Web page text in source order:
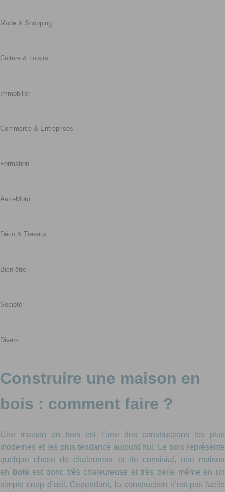
Mode & Shopping
Culture & Loisirs
Immobilier
Commerce & Entreprises
Formation
Auto-Moto
Déco & Travaux
Bien-être
Société
Divers
Construire une maison en
bois : comment faire ?
Une maison en bois est l’une des constructions les plus
modernes et les plus tendance aujourd’hui. Le bois représente
quelque chose de chaleureux et de convivial, une maison
en bois est donc très chaleureuse et très belle même en un
simple coup d’œil. Cependant, la construction n’est pas facile